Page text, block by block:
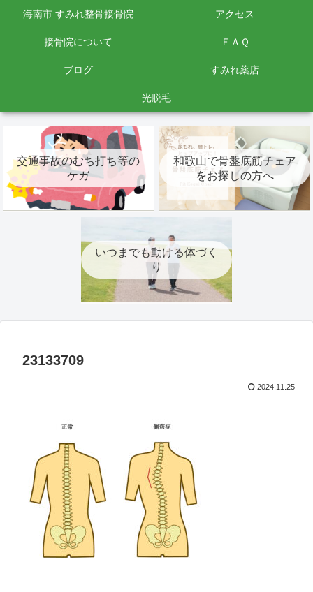
海南市 すみれ整骨接骨院 アクセス
接骨院について ＦＡＱ
ブログ すみれ薬店
光脱毛
交通事故のむち打ち等の
ケガ
和歌山で骨盤底筋チェア
をお探しの方へ
いつまでも動ける体づく
り
23133709
2024.11.25